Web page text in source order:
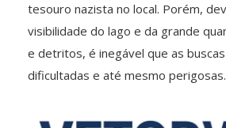
tesouro nazista no local. Porém,
visibilidade do lago e da grande
e detritos, é inegável que as
dificultadas e até mesmo perigosas.